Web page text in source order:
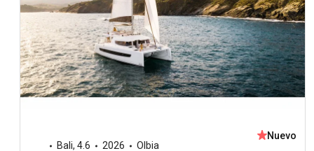
Bali, 4.6 2026 Olbia
Nuevo